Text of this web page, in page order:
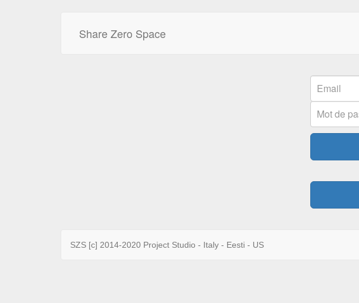
Share Zero Space
Email
Password
SZS [c] 2014-2020 Project Studio - Italy - Eesti - US